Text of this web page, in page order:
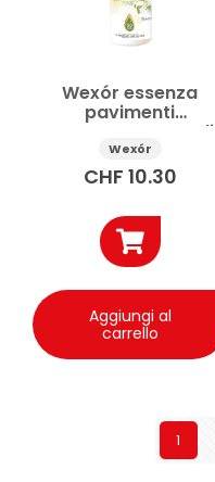
Wexór essenza
pavimenti
concentrata Neroli
235 ml
Wexór
CHF 10.30
Aggiungi al
carrello
1